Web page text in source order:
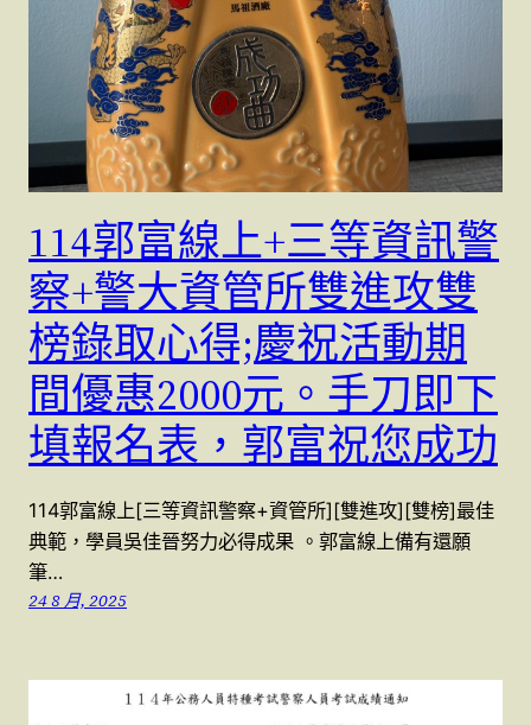
114郭富線上+三等資訊警
察+警大資管所雙進攻雙
榜錄取心得;慶祝活動期
間優惠2000元。手刀即下
填報名表，郭富祝您成功
114郭富線上[三等資訊警察+資管所][雙進攻][雙榜]最佳
典範，學員吳佳晉努力必得成果 。郭富線上備有還願
筆…
24 8 月, 2025